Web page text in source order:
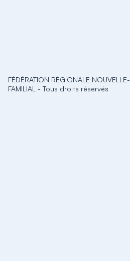
FÉDÉRATION RÉGIONALE
FAMILIAL - Tous droits réservés